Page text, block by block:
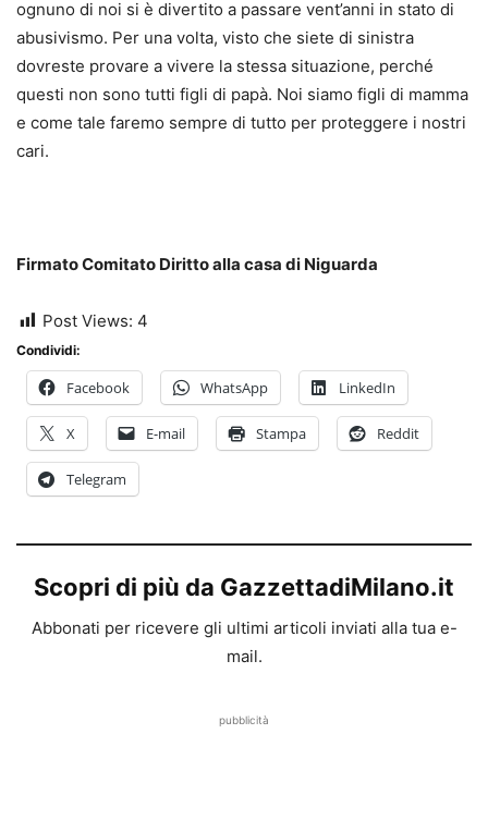
ognuno di noi si è divertito a passare vent’anni in stato di
abusivismo. Per una volta, visto che siete di sinistra
dovreste provare a vivere la stessa situazione, perché
questi non sono tutti figli di papà. Noi siamo figli di mamma
e come tale faremo sempre di tutto per proteggere i nostri
cari.
Firmato Comitato Diritto alla casa di Niguarda
Post Views: 4
Condividi:
Facebook WhatsApp LinkedIn
X E-mail Stampa Reddit
Telegram
Scopri di più da GazzettadiMilano.it
Abbonati per ricevere gli ultimi articoli inviati alla tua e-
mail.
pubblicità